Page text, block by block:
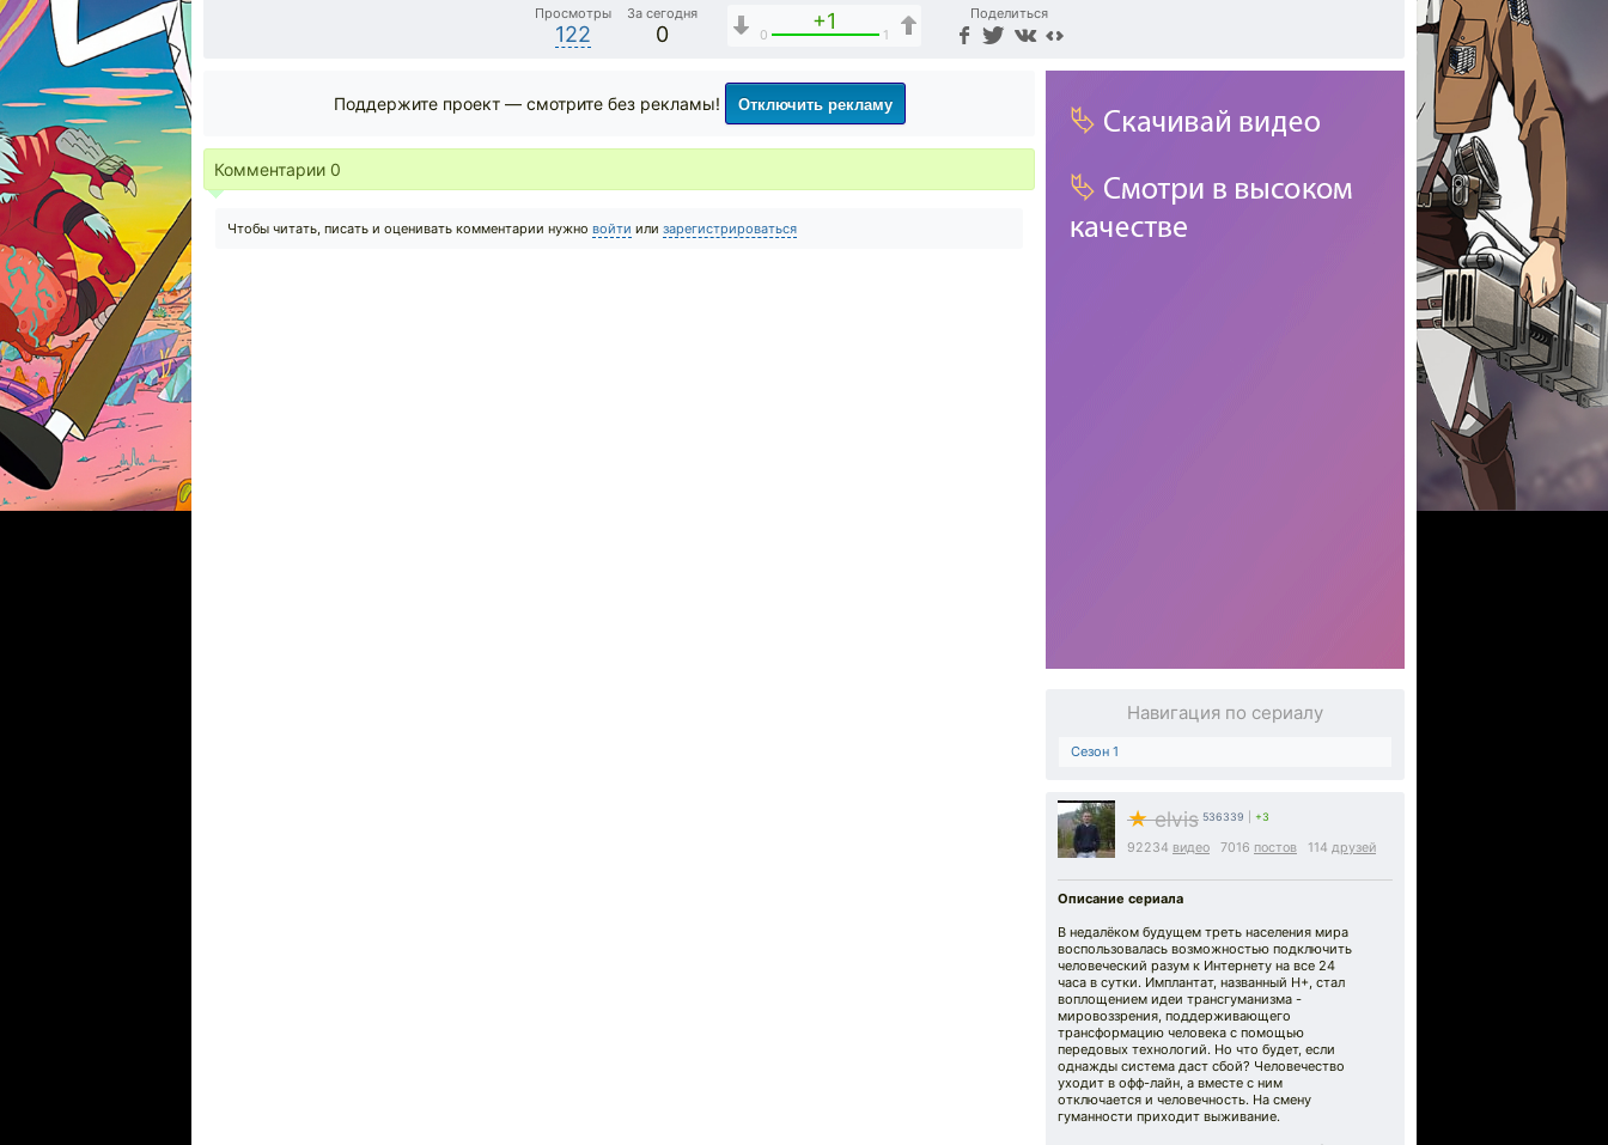
Просмотры
122
За сегодня
0
+1
0 1
Поделиться
Навигация по сериалу
Сезон 1
★elvis 536339 +3
92234 видео 7016 постов 114 друзей
Описание сериала
В недалёком будущем треть населения мира
воспользовалась возможностью подключить
человеческий разум к Интернету на все 24
часа в сутки. Имплантат, названный H+, стал
воплощением идеи трансгуманизма -
мировоззрения, поддерживающего
трансформацию человека с помощью
передовых технологий. Но что будет, если
однажды система даст сбой? Человечество
уходит в офф-лайн, а вместе с ним
отключается и человечность. На смену
гуманности приходит выживание.
Поддержите проект — смотрите без рекламы! Отключить рекламу
Комментарии 0
Чтобы читать, писать и оценивать комментарии нужно войти или зарегистрироваться